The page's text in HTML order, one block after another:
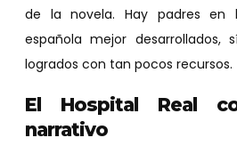
de la novela. Hay padres en
española mejor desarrollados,
logrados con tan pocos recursos.
El Hospital Real
narrativo